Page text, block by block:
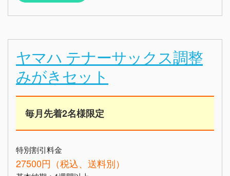
ヤマハ テナーサックス調整
みがきセット
毎月先着2名様限定
特別割引料金
27500円（税込、送料別）